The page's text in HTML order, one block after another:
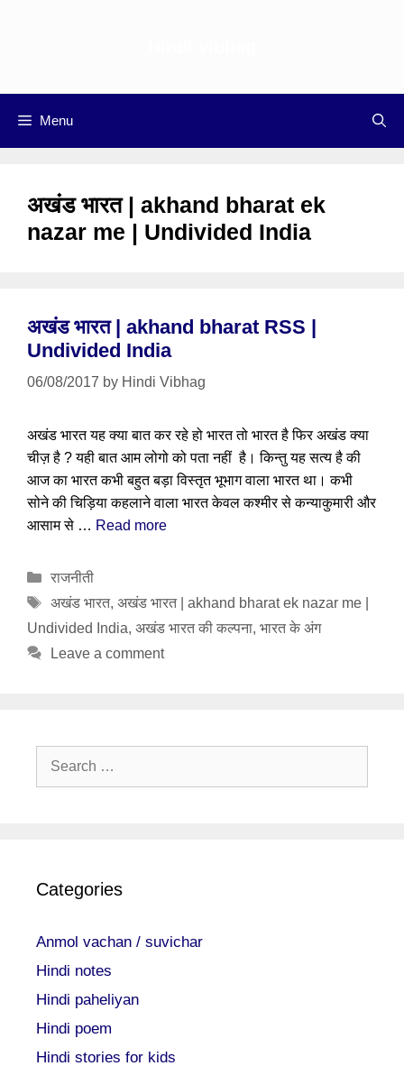
Menu
अखंड भारत | akhand bharat ek
nazar me | Undivided India
अखंड भारत | akhand bharat RSS |
Undivided India
06/08/2017 by Hindi Vibhag
अखंड भारत यह क्या बात कर रहे हो भारत तो भारत है फिर अखंड क्या
चीज़ है ? यही बात आम लोगो को पता नहीं है। किन्तु यह सत्य है की
आज का भारत कभी बहुत बड़ा विस्तृत भूभाग वाला भारत था। कभी
सोने की चिड़िया कहलाने वाला भारत केवल कश्मीर से कन्याकुमारी और
आसाम से … Read more
Categories
राजनीती
Tags
अखंड भारत, अखंड भारत | akhand bharat ek nazar me |
Undivided India, अखंड भारत की कल्पना, भारत के अंग
Leave a comment
Search
Categories
Anmol vachan / suvichar
Hindi notes
Hindi paheliyan
Hindi poem
Hindi stories for kids